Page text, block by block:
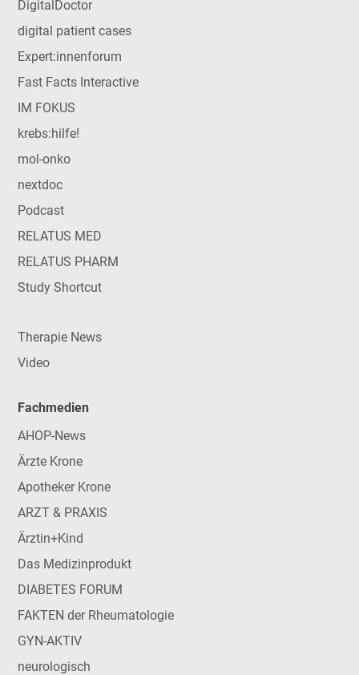
DigitalDoctor
digital patient cases
Expert:innenforum
Fast Facts Interactive
IM FOKUS
krebs:hilfe!
mol-onko
nextdoc
Podcast
RELATUS MED
RELATUS PHARM
Study Shortcut
Therapie News
Video
Fachmedien
AHOP-News
Ärzte Krone
Apotheker Krone
ARZT & PRAXIS
Ärztin+Kind
Das Medizinprodukt
DIABETES FORUM
FAKTEN der Rheumatologie
GYN-AKTIV
neurologisch